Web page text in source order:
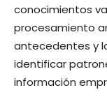
conocimientos
procesamiento
antecedentes y
identificar
información